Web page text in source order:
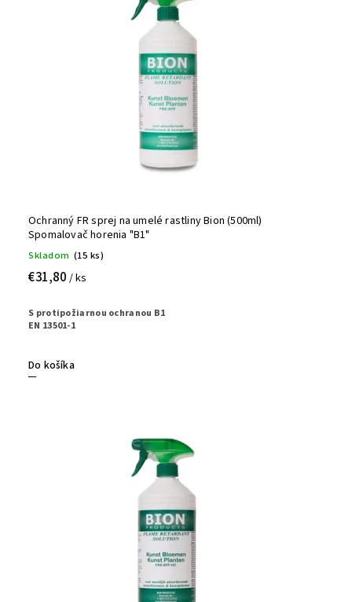
Abecedne
Ochranný FR sprej na umelé rastliny Bion (500ml)
Spomalovač horenia "B1"
Skladom (15 ks)
€31,80 / ks
Do košíka
S protipožiarnou ochranou B1
EN 13501-1